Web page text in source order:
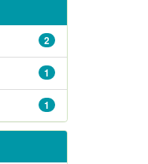
2
1
1